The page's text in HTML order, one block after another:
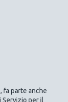
fa parte anche
per il